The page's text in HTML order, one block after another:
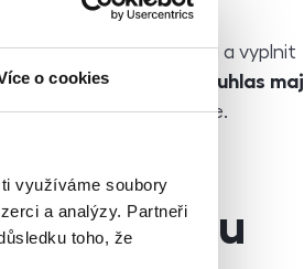
o cookies
využíváme soubory
a analýzy. Partneři
toho, že
vzít nájemní smlouvu a vyplnit
podnájemní
souhlas
souhlasem majitele.
bytu